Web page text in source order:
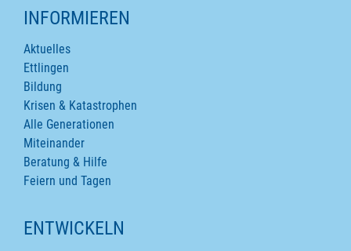
INFORMIEREN
Aktuelles
Ettlingen
Bildung
Krisen & Katastrophen
Alle Generationen
Miteinander
Beratung & Hilfe
Feiern und Tagen
ENTWICKELN